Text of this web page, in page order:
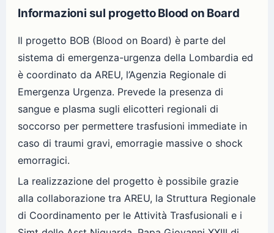
Informazioni sul progetto Blood on Board
Il progetto BOB (Blood on Board) è parte del
sistema di emergenza-urgenza della Lombardia ed
è coordinato da AREU, l’Agenzia Regionale di
Emergenza Urgenza. Prevede la presenza di
sangue e plasma sugli elicotteri regionali di
soccorso per permettere trasfusioni immediate in
caso di traumi gravi, emorragie massive o shock
emorragici.
La realizzazione del progetto è possibile grazie
alla collaborazione tra AREU, la Struttura Regionale
di Coordinamento per le Attività Trasfusionali e i